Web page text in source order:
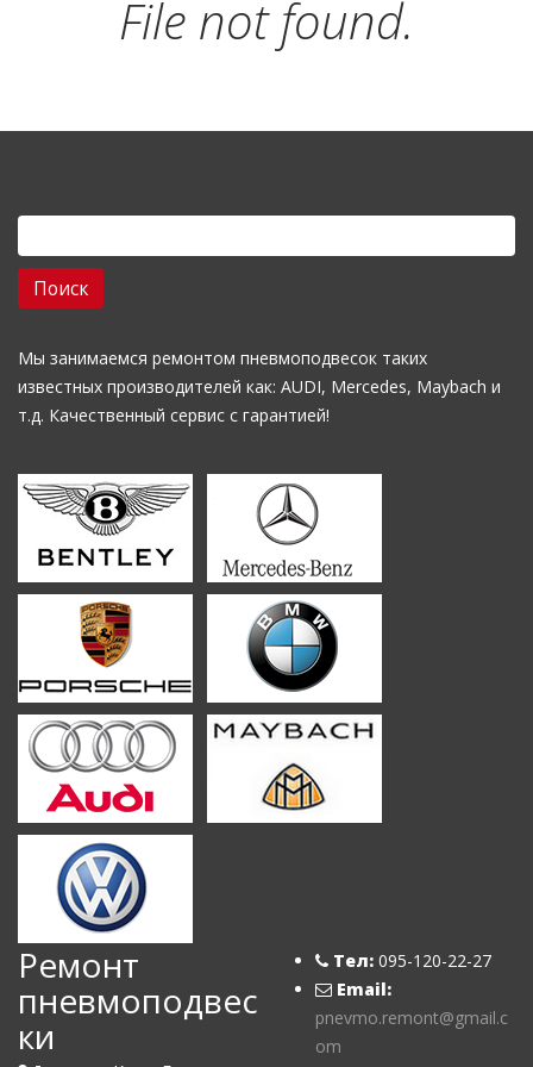
File not found.
Найти:
Мы занимаемся ремонтом пневмоподвесок таких
известных производителей как: AUDI, Mercedes, Maybach и
т.д. Качественный сервис с гарантией!
Ремонт
пневмоподвес
ки
Тел: 095-120-22-27
Email:
pnevmo.remont@gmail.c
om